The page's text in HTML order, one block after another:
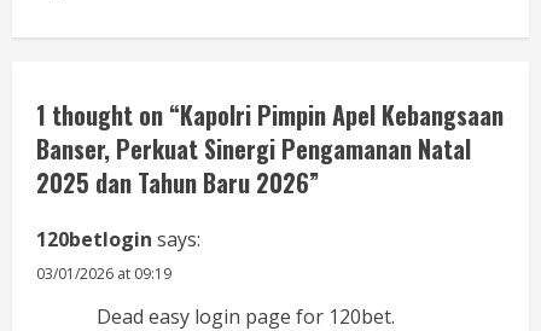
R
e
a
d
1 thought on “Kapolri Pimpin Apel Kebangsaan
Banser, Perkuat Sinergi Pengamanan Natal
2025 dan Tahun Baru 2026”
120betlogin says:
03/01/2026 at 09:19
Dead easy login page for 120bet.